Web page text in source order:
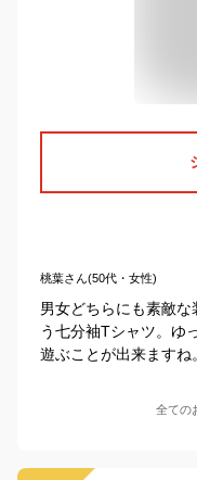
桃葉さん(50代・女性)
男女どちらにも素敵
う七分袖Tシャツ。ゆ
遊ぶことが出来ますね
全ての